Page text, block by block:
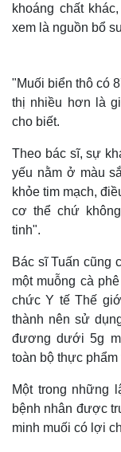
Thế giới
Quan sát
Cuộc sống đó đây
khoáng chất
xem là nguồn bổ
"Muối biển thô có
thị nhiều hơn là
cho biết.
Theo bác sĩ, sự
yếu nằm ở màu
khỏe tim mạch,
cơ thể chứ
tinh".
Bác sĩ Tuấn cũng
một muỗng cà
chức Y tế Thế
thành nên sử
đương dưới 5g
toàn bộ thực phẩm
Một trong những
bệnh nhân được
minh muối có lợi